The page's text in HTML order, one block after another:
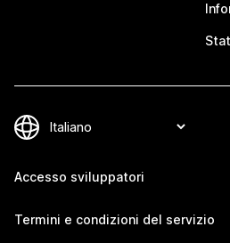
Accesso sviluppatori
Termini e condizioni del servizio